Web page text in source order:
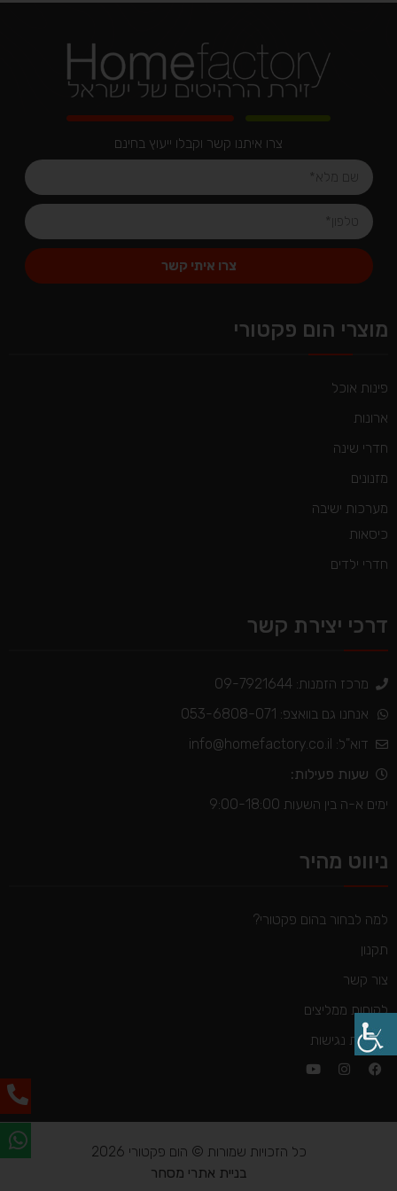
צרו איתנו קשר וקבלו ייעוץ בחינם
צרו איתי קשר
מוצרי הום פקטורי
פינות אוכל
ארונות
חדרי שינה
מזנונים
מערכות ישיבה
כיסאות
חדרי ילדים
דרכי יצירת קשר
מרכז הזמנות: 09-7921644
אנחנו גם בוואצפ: 053-6808-071
דוא"ל: info@homefactory.co.il
שעות פעילות:
ימים א-ה בין השעות 9:00-18:00
ניווט מהיר
למה לבחור בהום פקטורי?
תקנון
צור קשר
לקוחות ממליצים
הצהרת נגישות
כל הזכויות שמורות © הום פקטורי 2026
בניית אתרי מסחר